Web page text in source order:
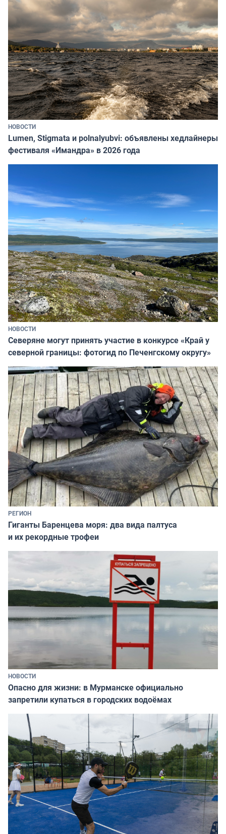
НОВОСТИ
Lumen, Stigmata и polnalyubvi: объявлены хедлайнеры
фестиваля «Имандра» в 2026 года
НОВОСТИ
Северяне могут принять участие в конкурсе «Край у
северной границы: фотогид по Печенгскому округу»
РЕГИОН
Гиганты Баренцева моря: два вида палтуса
и их рекордные трофеи
НОВОСТИ
Опасно для жизни: в Мурманске официально
запретили купаться в городских водоёмах